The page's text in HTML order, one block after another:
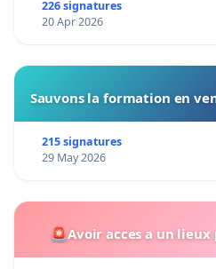
226 signatures
20 Apr 2026
Sauvons la formation en
215 signatures
29 May 2026
🚨Avoir acces a un